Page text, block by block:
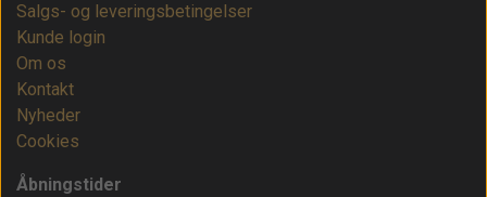
Salgs- og leveringsbetingelser
Kunde login
Om os
Kontakt
Nyheder
Cookies
Åbningstider